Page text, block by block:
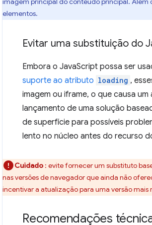
elementos.
Evitar uma substituição do
Embora o JavaScript possa ser
suporte ao atributo loading ,
imagem ou iframe, o que causa
lançamento de uma solução
de superfície para possíveis
lento no núcleo antes do recurso
Cuidado : evite fornecer um substituto
nas versões de navegador que ainda não
incentivar a atualização para uma versão mais
Recomendações